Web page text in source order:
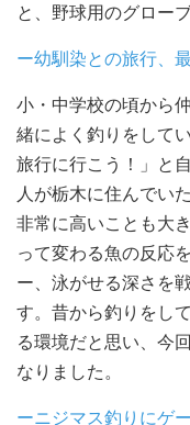
と、野球用のグロー
ー幼馴染との旅行、
小・中学校の頃から
緒によく釣りをして
旅行に行こう！」と
人が栃木に住んでい
非常に高いことも大
って変わる魚の反応
ー、泳がせる深さを
す。昔から釣りをし
る環境だと思い、今
なりました。
ーニジマス釣りにゲ